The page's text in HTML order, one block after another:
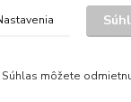
© 2013 - 2026
Súhlas môžete